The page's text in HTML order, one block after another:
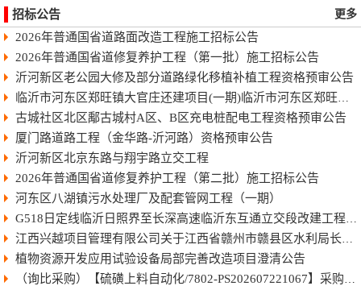
招标公告 更多
2026年普通国省道路面改造工程施工招标公告
2026年普通国省道修复养护工程（第一批）施工招标公告
沂河新区老公园大修及部分道路绿化移植补植工程资格预审公告
临沂市河东区郑旺镇大官庄还建项目(一期)临沂市河东区郑旺镇大官庄还建项目（一期）
古城社区北区鄅古城村A区、B区充电桩配电工程资格预审公告
厦门路道路工程（金华路-沂河路）资格预审公告
沂河新区北京东路与翔宇路立交工程
2026年普通国省道修复养护工程（第二批）施工招标公告
河东区八湖镇污水处理厂及配套管网工程（一期）
G518日定线临沂日照界至长深高速临沂东互通立交段改建工程快速化智慧公路施工招标公告
江西兴越项目管理有限公司关于江西省赣州市赣县区水利局长臂型中型蓝藻打捞干化一体船采购（项目编号：JXXY2026-GX-J002）的电子化竞争性谈判公告
植物资源开发应用试验设备局部完善改造项目澄清公告
（询比采购）【硫磺上料自动化/7802-PS202607221067】采购变更公告（第8号）